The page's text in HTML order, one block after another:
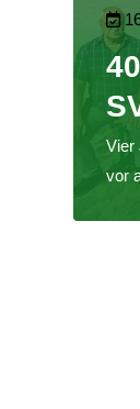
Vier
vor